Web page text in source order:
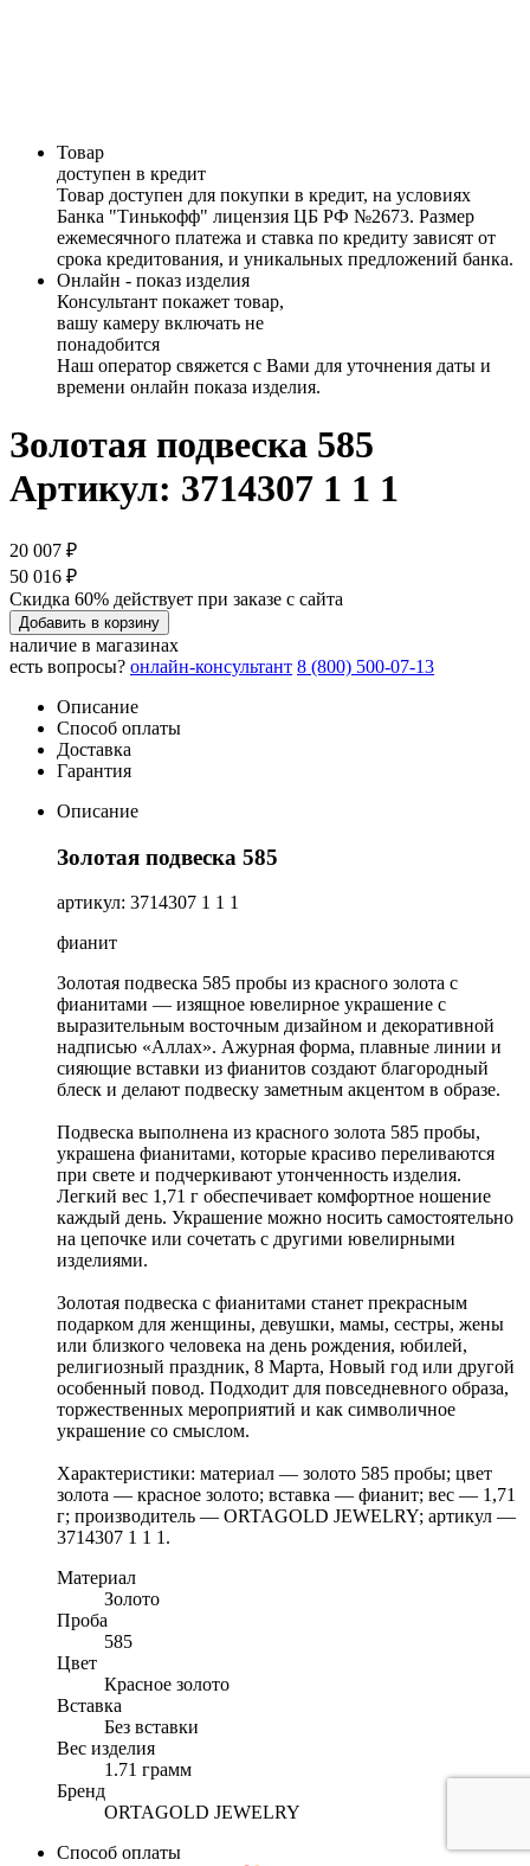
Товар
доступен в кредит
Товар доступен для покупки в кредит, на условиях
Банка "Тинькофф" лицензия ЦБ РФ №2673. Размер
ежемесячного платежа и ставка по кредиту зависят от
срока кредитования, и уникальных предложений банка.
Онлайн - показ изделия
Консультант покажет товар,
вашу камеру включать не
понадобится
Наш оператор свяжется с Вами для уточнения даты и
времени онлайн показа изделия.
Золотая подвеска 585
Артикул: 3714307 1 1 1
20 007 ₽
50 016 ₽
Скидка 60% действует при заказе с сайта
Добавить в корзину
наличие в магазинах
есть вопросы? онлайн-консультант 8 (800) 500-07-13
Описание
Способ оплаты
Доставка
Гарантия
Описание
Золотая подвеска 585
артикул: 3714307 1 1 1
фианит
Золотая подвеска 585 пробы из красного золота с
фианитами — изящное ювелирное украшение с
выразительным восточным дизайном и декоративной
надписью «Аллах». Ажурная форма, плавные линии и
сияющие вставки из фианитов создают благородный
блеск и делают подвеску заметным акцентом в образе.
Подвеска выполнена из красного золота 585 пробы,
украшена фианитами, которые красиво переливаются
при свете и подчеркивают утонченность изделия.
Легкий вес 1,71 г обеспечивает комфортное ношение
каждый день. Украшение можно носить самостоятельно
на цепочке или сочетать с другими ювелирными
изделиями.
Золотая подвеска с фианитами станет прекрасным
подарком для женщины, девушки, мамы, сестры, жены
или близкого человека на день рождения, юбилей,
религиозный праздник, 8 Марта, Новый год или другой
особенный повод. Подходит для повседневного образа,
торжественных мероприятий и как символичное
украшение со смыслом.
Характеристики: материал — золото 585 пробы; цвет
золота — красное золото; вставка — фианит; вес — 1,71
г; производитель — ORTAGOLD JEWELRY; артикул —
3714307 1 1 1.
Материал
Золото
Проба
585
Цвет
Красное золото
Вставка
Без вставки
Вес изделия
1.71 грамм
Бренд
ORTAGOLD JEWELRY
Способ оплаты